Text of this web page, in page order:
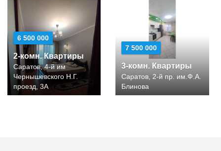
6 500 000
2-комн. Квартиры
Саратов, 4-й им
Чернышевского Н.Г.
проезд, 3А
7 500 000
3-комн. Квартиры
Саратов, 2-й пр. им.Ф.А.
Блинова